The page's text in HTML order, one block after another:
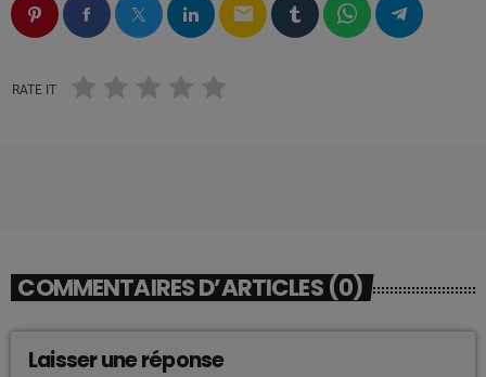
email
RATE IT
COMMENTAIRES D’ARTICLES (0)
Laisser une réponse